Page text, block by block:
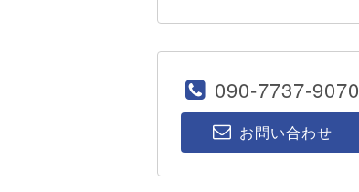
090-7737-9070
お問い合わせ